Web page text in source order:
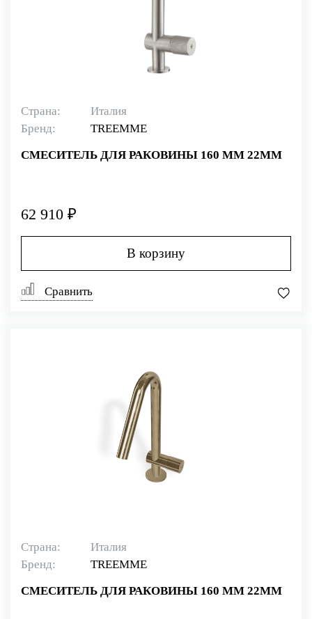
Страна:
Италия
Бренд:
TREEMME
СМЕСИТЕЛЬ ДЛЯ РАКОВИНЫ 160 ММ 22MM
62 910 ₽
В корзину
Сравнить
Страна:
Италия
Бренд:
TREEMME
СМЕСИТЕЛЬ ДЛЯ РАКОВИНЫ 160 ММ 22MM